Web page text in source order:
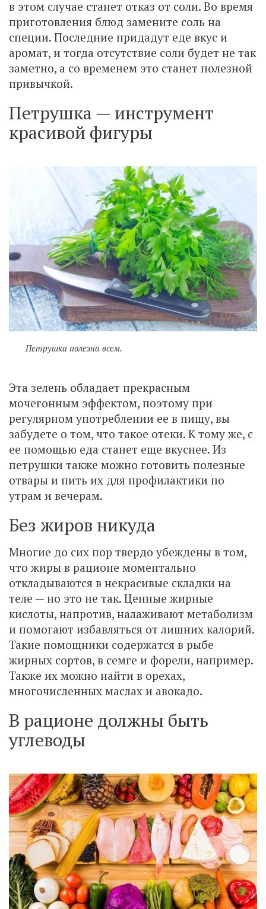
в этом случае станет отказ от соли. Во время
приготовления блюд замените соль на
специи. Последние придадут еде вкус и
аромат, и тогда отсутствие соли будет не так
заметно, а со временем это станет полезной
привычкой.
Петрушка — инструмент
красивой фигуры
Петрушка полезна всем.
Эта зелень обладает прекрасным
мочегонным эффектом, поэтому при
регулярном употреблении ее в пищу, вы
забудете о том, что такое отеки. К тому же, с
ее помощью еда станет еще вкуснее. Из
петрушки также можно готовить полезные
отвары и пить их для профилактики по
утрам и вечерам.
Без жиров никуда
Многие до сих пор твердо убеждены в том,
что жиры в рационе моментально
откладываются в некрасивые складки на
теле — но это не так. Ценные жирные
кислоты, напротив, налаживают метаболизм
и помогают избавляться от лишних калорий.
Такие помощники содержатся в рыбе
жирных сортов, в семге и форели, например.
Также их можно найти в орехах,
многочисленных маслах и авокадо.
В рационе должны быть
углеводы